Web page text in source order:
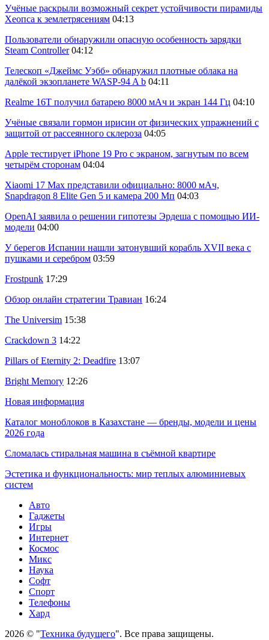
Учёные раскрыли возможный секрет устойчивости пирамиды
Хеопса к землетрясениям 04:13
Пользователи обнаружили опасную особенность зарядки
Steam Controller 04:12
Телескоп «Джеймс Уэбб» обнаружил плотные облака на
далёкой экзопланете WASP-94 A b 04:11
Realme 16T получил батарею 8000 мАч и экран 144 Гц 04:10
Учёные связали гормон ирисин от физических упражнений с
защитой от рассеянного склероза 04:05
Apple тестирует iPhone 19 Pro с экраном, загнутым по всем
четырём сторонам 04:04
Xiaomi 17 Max представили официально: 8000 мАч,
Snapdragon 8 Elite Gen 5 и камера 200 Мп 04:03
OpenAI заявила о решении гипотезы Эрдеша с помощью ИИ-
модели 04:00
У берегов Испании нашли затонувший корабль XVII века с
пушками и серебром 03:59
Frostpunk 17:29
Обзор онлайн стратегии Травиан 16:24
The Universim 15:38
Crackdown 3 14:22
Pillars of Eternity 2: Deadfire 13:07
Bright Memory 12:26
Новая информация
Каталог моноблоков в Казахстане — бренды, модели и цены
2026 года
Сломалась стиральная машина в съёмной квартире
Эстетика и функциональность: мир теплых алюминиевых
систем
Авто
Гаджеты
Игры
Интернет
Космос
Микс
Наука
Софт
Спорт
Телефоны
Хард
2026 © "Техника будущего". Все права защищены.